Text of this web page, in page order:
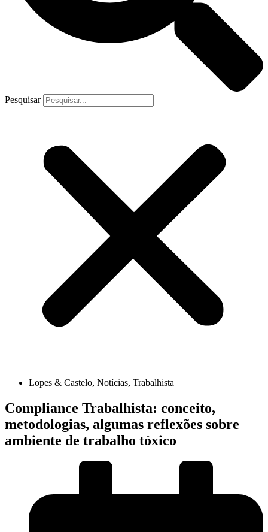
Pesquisar
Lopes & Castelo, Notícias, Trabalhista
Compliance Trabalhista: conceito,
metodologias, algumas reflexões sobre
ambiente de trabalho tóxico